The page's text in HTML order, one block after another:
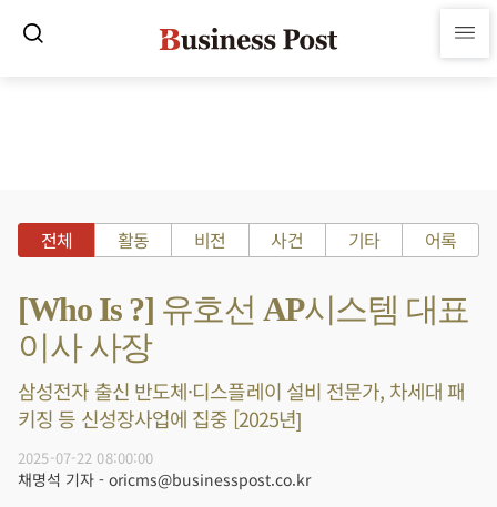
전체 활동 비전 사건 기타 어록
[Who Is ?] 유호선 AP시스템 대표
이사 사장
삼성전자 출신 반도체·디스플레이 설비 전문가, 차세대 패
키징 등 신성장사업에 집중 [2025년]
2025-07-22 08:00:00
채명석 기자 - oricms@businesspost.co.kr